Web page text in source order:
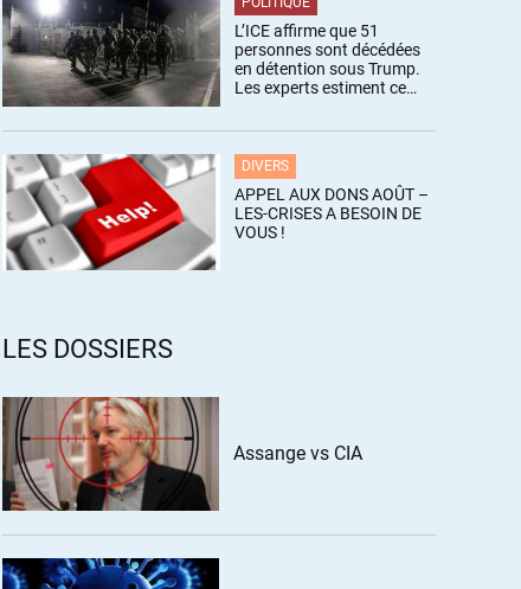
L’ICE affirme que 51
personnes sont décédées
en détention sous Trump.
Les experts estiment ce
DIVERS
APPEL AUX DONS AOÛT –
LES-CRISES A BESOIN DE
VOUS !
LES DOSSIERS
Assange vs CIA